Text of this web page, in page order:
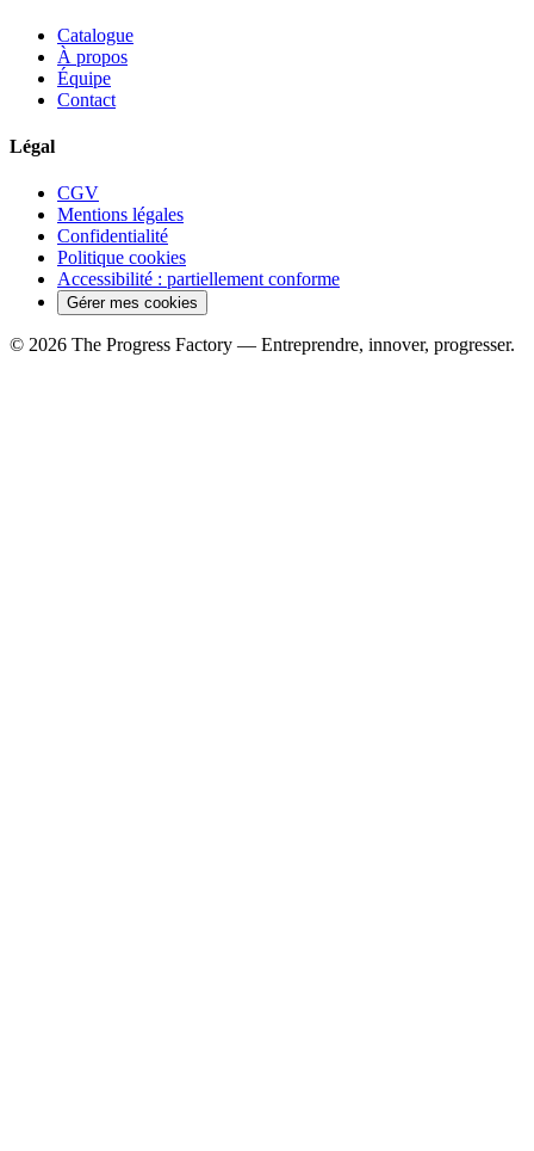
Catalogue
À propos
Équipe
Contact
Légal
CGV
Mentions légales
Confidentialité
Politique cookies
Accessibilité : partiellement conforme
Gérer mes cookies
© 2026 The Progress Factory — Entreprendre, innover, progresser.